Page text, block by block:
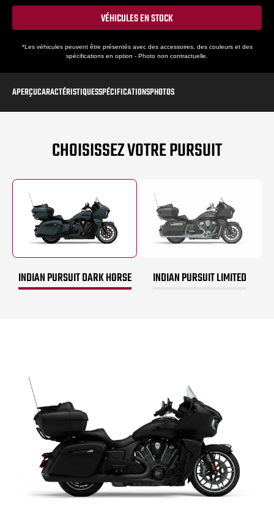
VÉHICULES EN STOCK
*Les véhicules peuvent être présentés avec des accessoires, des couleurs et des
spécifications en option - Photo non contractuelle.
APERÇUCARACTÉRISTIQUESSPÉCIFICATIONSPHOTOS
CHOISISSEZ VOTRE PURSUIT
INDIAN PURSUIT DARK HORSE INDIAN PURSUIT LIMITED